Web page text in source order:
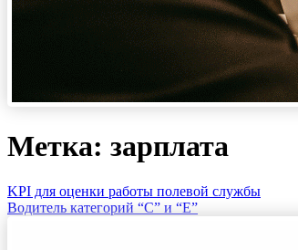
Метка: зарплата
KPI для оценки работы полевой службы
Водитель категорий “С” и “Е”